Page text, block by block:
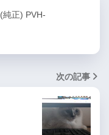
純正) PVH-
次の記事